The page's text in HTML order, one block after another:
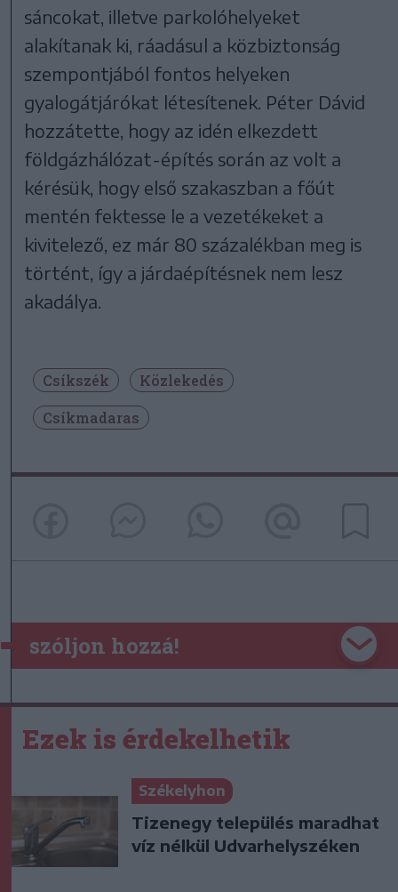
sáncokat, illetve parkolóhelyeket
alakítanak ki, ráadásul a közbiztonság
szempontjából fontos helyeken
gyalogátjárókat létesítenek. Péter Dávid
hozzátette, hogy az idén elkezdett
földgázhálózat-építés során az volt a
kérésük, hogy első szakaszban a főút
mentén fektesse le a vezetékeket a
kivitelező, ez már 80 százalékban meg is
történt, így a járdaépítésnek nem lesz
akadálya.
Csíkszék
Közlekedés
Csíkmadaras
szóljon hozzá!
Ezek is érdekelhetik
Székelyhon
Tizenegy település maradhat
víz nélkül Udvarhelyszéken